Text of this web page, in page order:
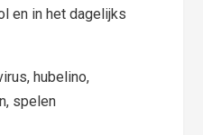
en in het dagelijks